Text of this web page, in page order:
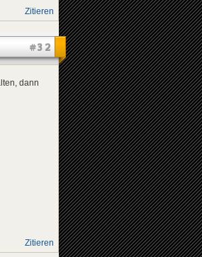
Zitieren
#32
dann
Zitieren